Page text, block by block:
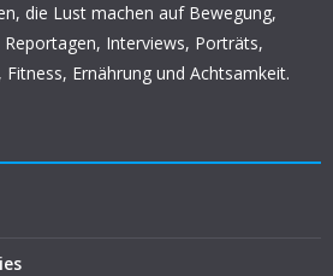
die Lust machen auf Bewegung,
Interviews, Porträts,
Ernährung und Achtsamkeit.